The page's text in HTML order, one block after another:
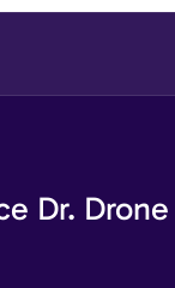
Dr.
cookies